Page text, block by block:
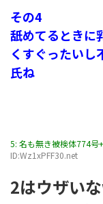
その4
舐めてるときに
くすぐったいし
氏ね
5: 名も無き被検体774
ID:Wz1xPFF30.net
2はウザい